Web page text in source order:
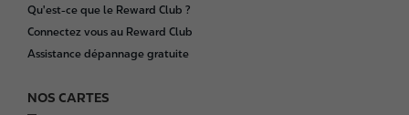
Qu'est-ce que le Reward Club ?
Connectez vous au Reward Club
Assistance dépannage gratuite
NOS CARTES